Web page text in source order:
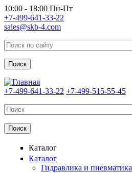
Перейти к основному содержанию
10:00 - 18:00 Пн-Пт
+7-499-641-33-22
sales@skb-4.com
+7-499-641-33-22 +7-499-515-55-45
Каталог
Каталог
Гидравлика и пневматика